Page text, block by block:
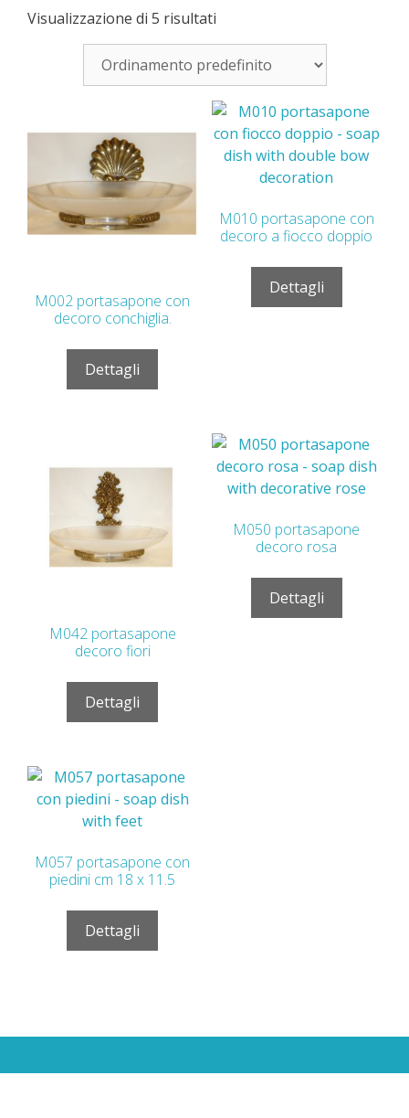
Visualizzazione di 5 risultati
M002 portasapone con
decoro conchiglia.
Dettagli
M010 portasapone con
decoro a fiocco doppio
Dettagli
M042 portasapone
decoro fiori
Dettagli
M050 portasapone
decoro rosa
Dettagli
M057 portasapone con
piedini cm 18 x 11.5
Dettagli